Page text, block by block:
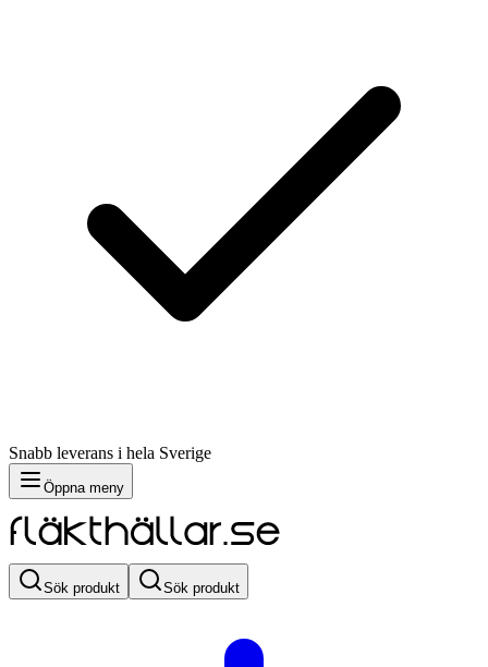
Snabb leverans i hela Sverige
Öppna meny
Sök produkt Sök produkt